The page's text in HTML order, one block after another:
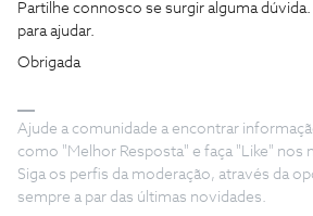
Partilhe connosco se surgir alguma
para ajudar.
Obrigada
Ajude a comunidade a encontrar
como "Melhor Resposta" e faça "Like" nos
Siga os perfis da moderação, através da
sempre a par das últimas novidades.